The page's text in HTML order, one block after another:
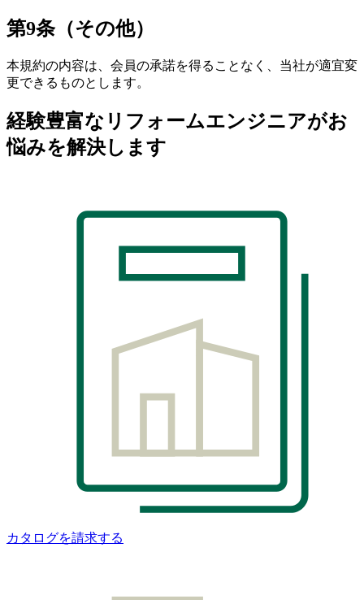
第9条（その他）
本規約の内容は、会員の承諾を得ることなく、当社が適宜変
更できるものとします。
経験豊富なリフォームエンジニアがお
悩みを解決します
カタログを請求する